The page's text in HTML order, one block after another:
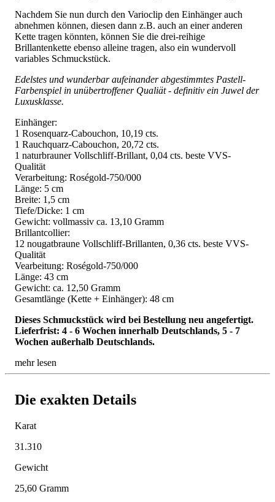
Nachdem Sie nun durch den Varioclip den Einhänger auch
abnehmen können, diesen dann z.B. auch an einer anderen
Kette tragen könnten, können Sie die drei-reihige
Brillantenkette ebenso alleine tragen, also ein wundervoll
variables Schmuckstück.
Edelstes und wunderbar aufeinander abgestimmtes Pastell-
Farbenspiel in unübertroffener Qualiät - definitiv ein Juwel der
Luxusklasse.
Einhänger:
1 Rosenquarz-Cabouchon, 10,19 cts.
1 Rauchquarz-Cabouchon, 20,72 cts.
1 naturbrauner Vollschliff-Brillant, 0,04 cts. beste VVS-
Qualität
Verarbeitung: Roségold-750/000
Länge: 5 cm
Breite: 1,5 cm
Tiefe/Dicke: 1 cm
Gewicht: vollmassiv ca. 13,10 Gramm
Brillantcollier:
12 nougatbraune Vollschliff-Brillanten, 0,36 cts. beste VVS-
Qualität
Vearbeitung: Roségold-750/000
Länge: 43 cm
Gewicht: ca. 12,50 Gramm
Gesamtlänge (Kette + Einhänger): 48 cm
Dieses Schmuckstück wird bei Bestellung neu angefertigt.
Lieferfrist: 4 - 6 Wochen innerhalb Deutschlands, 5 - 7
Wochen außerhalb Deutschlands.
mehr lesen
Die exakten Details
Karat
31.310
Gewicht
25,60 Gramm